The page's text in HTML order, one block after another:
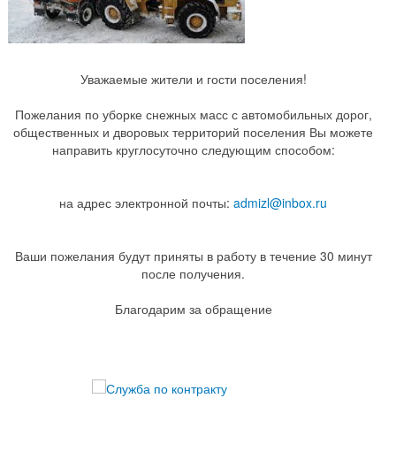
Уважаемые жители и гости поселения!
Пожелания по уборке снежных масс с автомобильных дорог,
общественных и дворовых территорий поселения Вы можете
направить круглосуточно следующим способом:
на адрес электронной почты: admizl@inbox.ru
Ваши пожелания будут приняты в работу в течение 30 минут
после получения.
Благодарим за обращение